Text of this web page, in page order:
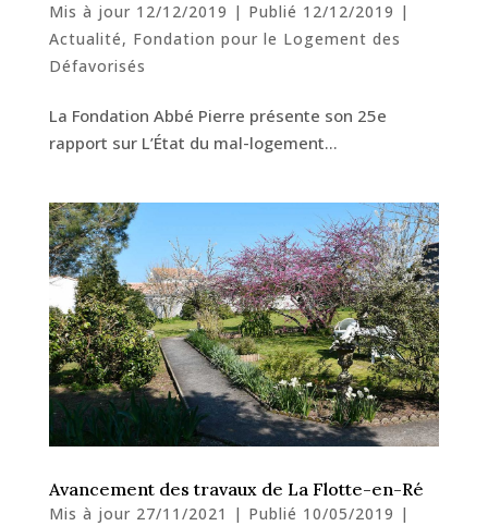
Mis à jour 12/12/2019 | Publié 12/12/2019 |
Actualité, Fondation pour le Logement des
Défavorisés
La Fondation Abbé Pierre présente son 25e
rapport sur L’État du mal-logement…
Avancement des travaux de La Flotte-en-Ré
Mis à jour 27/11/2021 | Publié 10/05/2019 |